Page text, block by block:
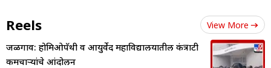
Reels View More
जळगाव: होमिओपॅथी व आयुर्वेद महाविद्यालयातील कंत्राटी
कर्मचाऱ्यांचे आंदोलन